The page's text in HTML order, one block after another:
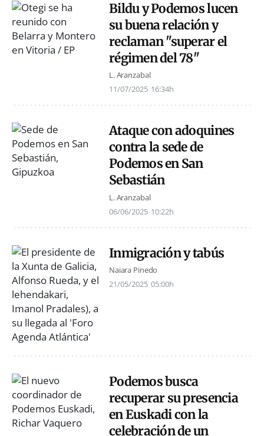
Bildu y Podemos lucen
su buena relación y
reclaman "superar el
régimen del 78"
L. Aranzabal
11/07/2025 16:34h
Ataque con adoquines
contra la sede de
Podemos en San
Sebastián
L. Aranzabal
06/06/2025 10:22h
Inmigración y tabús
Naiara Pinedo
21/05/2025 05:00h
Podemos busca
recuperar su presencia
en Euskadi con la
celebración de un